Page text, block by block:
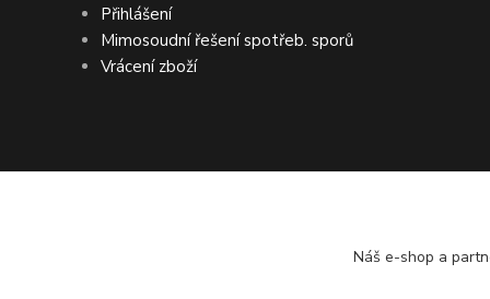
Přihlášení
Mimosoudní řešení spotřeb. sporů
Vrácení zboží
DOPRAVA ZDARMA po ČR a SR ●
Náš e-shop a